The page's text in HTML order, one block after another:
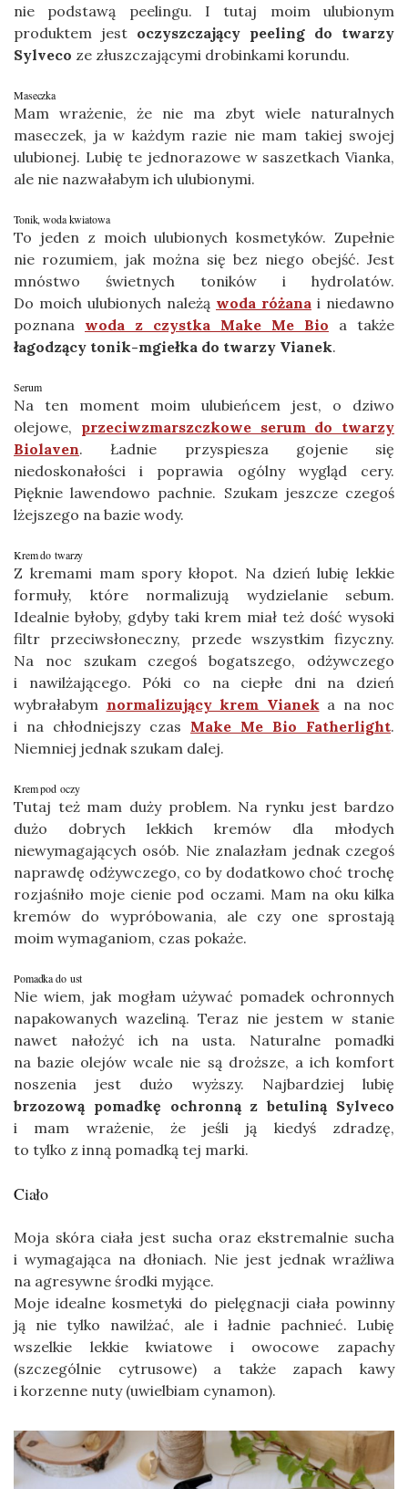
nie podstawą peelingu. I tutaj moim ulubionym
produktem jest oczyszczający peeling do twarzy
Sylveco ze złuszczającymi drobinkami korundu.
Maseczka
Mam wrażenie, że nie ma zbyt wiele naturalnych
maseczek, ja w każdym razie nie mam takiej swojej
ulubionej. Lubię te jednorazowe w saszetkach Vianka,
ale nie nazwałabym ich ulubionymi.
Tonik, woda kwiatowa
To jeden z moich ulubionych kosmetyków. Zupełnie
nie rozumiem, jak można się bez niego obejść. Jest
mnóstwo świetnych toników i hydrolatów.
Do moich ulubionych należą woda różana i niedawno
poznana woda z czystka Make Me Bio a także
łagodzący tonik-mgiełka do twarzy Vianek.
Serum
Na ten moment moim ulubieńcem jest, o dziwo
olejowe, przeciwzmarszczkowe serum do twarzy
Biolaven. Ładnie przyspiesza gojenie się
niedoskonałości i poprawia ogólny wygląd cery.
Pięknie lawendowo pachnie. Szukam jeszcze czegoś
lżejszego na bazie wody.
Krem do twarzy
Z kremami mam spory kłopot. Na dzień lubię lekkie
formuły, które normalizują wydzielanie sebum.
Idealnie byłoby, gdyby taki krem miał też dość wysoki
filtr przeciwsłoneczny, przede wszystkim fizyczny.
Na noc szukam czegoś bogatszego, odżywczego
i nawilżającego. Póki co na ciepłe dni na dzień
wybrałabym normalizujący krem Vianek a na noc
i na chłodniejszy czas Make Me Bio Fatherlight.
Niemniej jednak szukam dalej.
Krem pod oczy
Tutaj też mam duży problem. Na rynku jest bardzo
dużo dobrych lekkich kremów dla młodych
niewymagających osób. Nie znalazłam jednak czegoś
naprawdę odżywczego, co by dodatkowo choć trochę
rozjaśniło moje cienie pod oczami. Mam na oku kilka
kremów do wypróbowania, ale czy one sprostają
moim wymaganiom, czas pokaże.
Pomadka do ust
Nie wiem, jak mogłam używać pomadek ochronnych
napakowanych wazeliną. Teraz nie jestem w stanie
nawet nałożyć ich na usta. Naturalne pomadki
na bazie olejów wcale nie są droższe, a ich komfort
noszenia jest dużo wyższy. Najbardziej lubię
brzozową pomadkę ochronną z betuliną Sylveco
i mam wrażenie, że jeśli ją kiedyś zdradzę,
to tylko z inną pomadką tej marki.
Ciało
Moja skóra ciała jest sucha oraz ekstremalnie sucha
i wymagająca na dłoniach. Nie jest jednak wrażliwa
na agresywne środki myjące.
Moje idealne kosmetyki do pielęgnacji ciała powinny
ją nie tylko nawilżać, ale i ładnie pachnieć. Lubię
wszelkie lekkie kwiatowe i owocowe zapachy
(szczególnie cytrusowe) a także zapach kawy
i korzenne nuty (uwielbiam cynamon).